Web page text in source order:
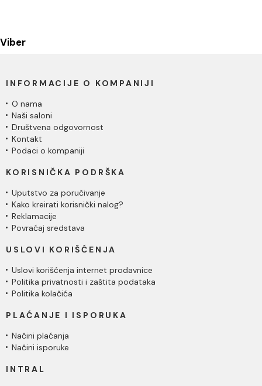
Viber
INFORMACIJE O KOMPANIJI
O nama
Naši saloni
Društvena odgovornost
Kontakt
Podaci o kompaniji
KORISNIČKA PODRŠKA
Uputstvo za poručivanje
Kako kreirati korisnički nalog?
Reklamacije
Povraćaj sredstava
USLOVI KORIŠĆENJA
Uslovi korišćenja internet prodavnice
Politika privatnosti i zaštita podataka
Politika kolačića
PLAĆANJE I ISPORUKA
Načini plaćanja
Načini isporuke
INTRAL